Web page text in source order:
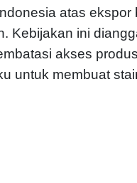
atas ekspor
Kebijakan ini
akses
untuk membuat